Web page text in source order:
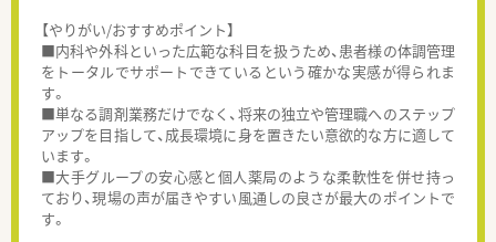
【やりがい/おすすめポイント】
■内科や外科といった広範な科目を扱うため、患者様の体調管理
をトータルでサポートできているという確かな実感が得られま
す。
■単なる調剤業務だけでなく、将来の独立や管理職へのステップ
アップを目指して、成長環境に身を置きたい意欲的な方に適して
います。
■大手グループの安心感と個人薬局のような柔軟性を併せ持っ
ており、現場の声が届きやすい風通しの良さが最大のポイントで
す。